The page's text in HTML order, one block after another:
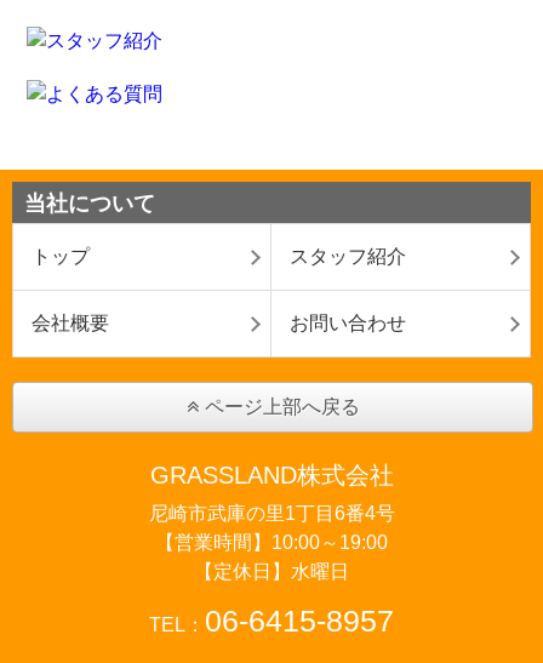
当社について
トップ スタッフ紹介
会社概要 お問い合わせ
ページ上部へ戻る
GRASSLAND株式会社
尼崎市武庫の里1丁目6番4号
【営業時間】10:00～19:00
【定休日】水曜日
TEL： 06-6415-8957